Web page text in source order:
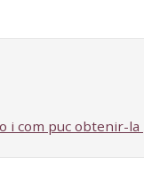
i com puc obtenir-